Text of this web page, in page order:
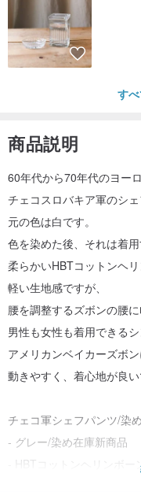
す
商品説明
60年代から70年代のヨー
チェコスロバキア軍のシェ
元の色は白です。
色を染めた後、それは着用
柔らかいHBTコットンヘ
軽い生地感ですが、
腰を調整するズボンの腰に
男性も女性も着用できる
アメリカンベイカーズボン
動きやすく、着心地が良い
チェコ軍シェフパンツ/染
- グレー/染め在庫新商品
- HBTコットンヘリンボー